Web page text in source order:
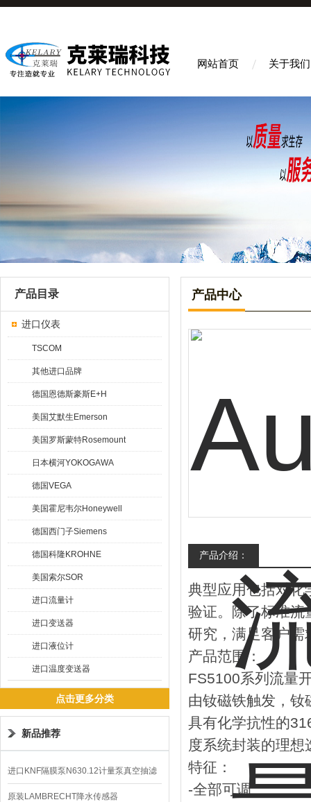
网站首页 关于我们
产品目录
进口仪表
TSCOM
其他进口品牌
德国恩德斯豪斯E+H
美国艾默生Emerson
美国罗斯蒙特Rosemount
日本横河YOKOGAWA
德国VEGA
美国霍尼韦尔Honeywell
德国西门子Siemens
德国科隆KROHNE
美国索尔SOR
进口流量计
进口变送器
进口液位计
进口温度变送器
点击更多分类
新品推荐
进口KNF隔膜泵N630.12计量泵真空抽滤
泵价格
原装LAMBRECHT降水传感器
产品中心
产品介绍：
典型应用包括对化
验证。除了标准流
研究，满足客户需
产品范围：
FS5100系列流量
由钕磁铁触发，钕
具有化学抗性的
度系统封装的理想
特征：
-全部可调